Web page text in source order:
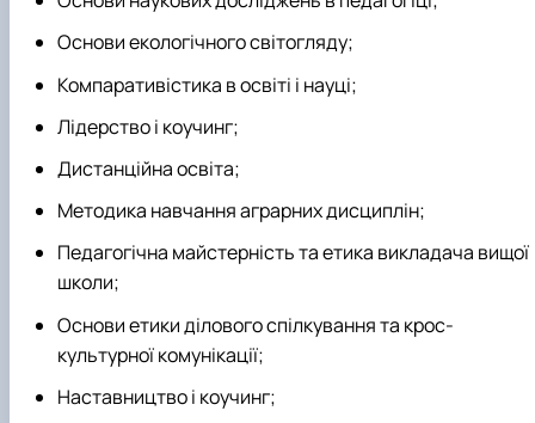
Основи екологічного світогляду;
Компаративістика в освіті і науці;
Лідерство і коучинг;
Дистанційна освіта;
Методика навчання аграрних дисциплін;
Педагогічна майстерність та етика викладача вищої
школи;
Основи етики ділового спілкування та крос-
культурної комунікації;
Наставництво і коучинг;